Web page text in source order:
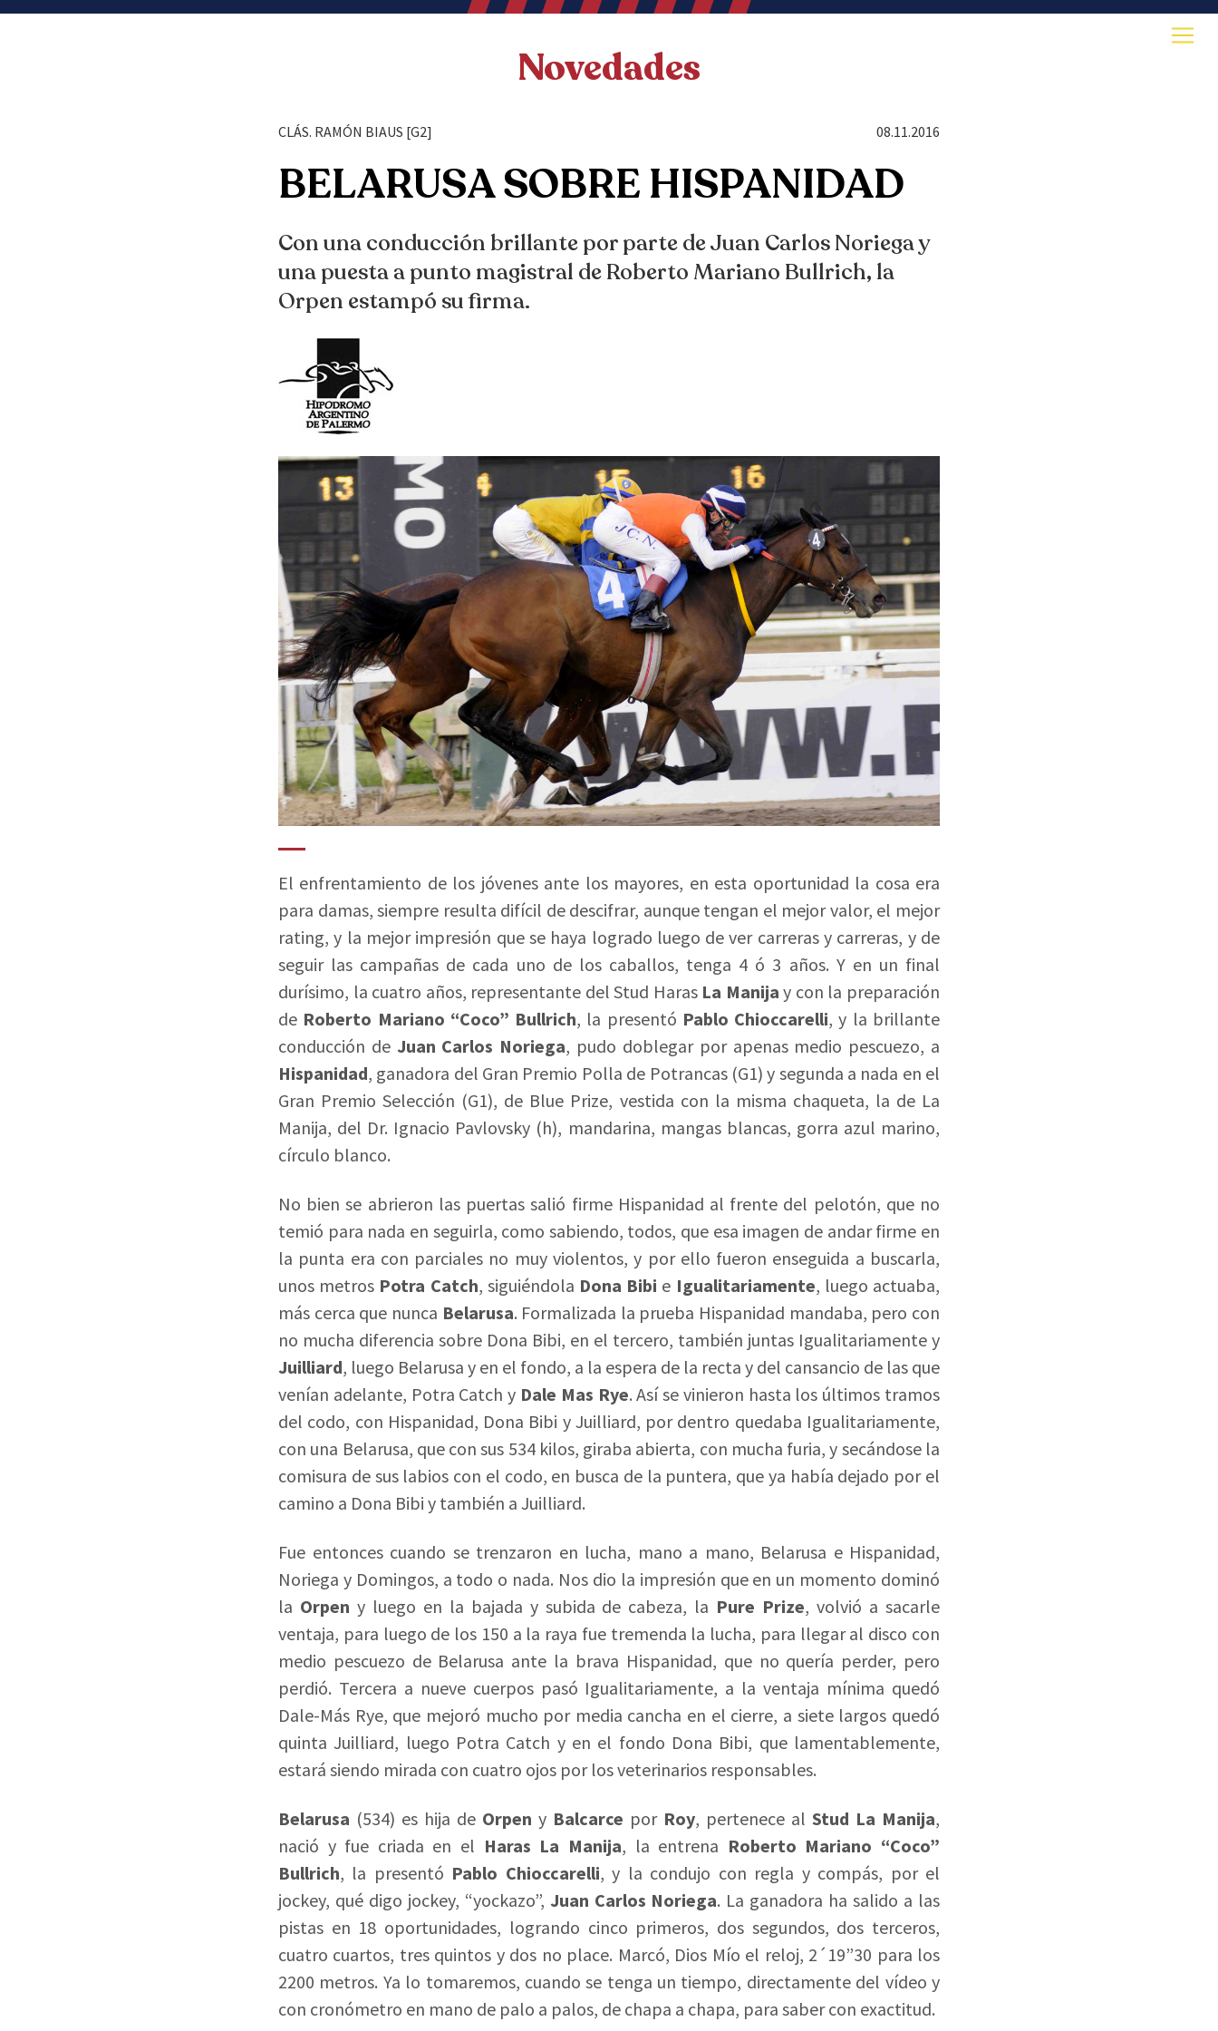
Novedades
CLÁS. RAMÓN BIAUS [G2] 08.11.2016
BELARUSA SOBRE HISPANIDAD
Con una conducción brillante por parte de Juan Carlos Noriega y
una puesta a punto magistral de Roberto Mariano Bullrich, la
Orpen estampó su firma.
El enfrentamiento de los jóvenes ante los mayores, en esta oportunidad la cosa era
para damas, siempre resulta difícil de descifrar, aunque tengan el mejor valor, el mejor
rating, y la mejor impresión que se haya logrado luego de ver carreras y carreras, y de
seguir las campañas de cada uno de los caballos, tenga 4 ó 3 años. Y en un final
durísimo, la cuatro años, representante del Stud Haras La Manija y con la preparación
de Roberto Mariano “Coco” Bullrich, la presentó Pablo Chioccarelli, y la brillante
conducción de Juan Carlos Noriega, pudo doblegar por apenas medio pescuezo, a
Hispanidad, ganadora del Gran Premio Polla de Potrancas (G1) y segunda a nada en el
Gran Premio Selección (G1), de Blue Prize, vestida con la misma chaqueta, la de La
Manija, del Dr. Ignacio Pavlovsky (h), mandarina, mangas blancas, gorra azul marino,
círculo blanco.
No bien se abrieron las puertas salió firme Hispanidad al frente del pelotón, que no
temió para nada en seguirla, como sabiendo, todos, que esa imagen de andar firme en
la punta era con parciales no muy violentos, y por ello fueron enseguida a buscarla,
unos metros Potra Catch, siguiéndola Dona Bibi e Igualitariamente, luego actuaba,
más cerca que nunca Belarusa. Formalizada la prueba Hispanidad mandaba, pero con
no mucha diferencia sobre Dona Bibi, en el tercero, también juntas Igualitariamente y
Juilliard, luego Belarusa y en el fondo, a la espera de la recta y del cansancio de las que
venían adelante, Potra Catch y Dale Mas Rye. Así se vinieron hasta los últimos tramos
del codo, con Hispanidad, Dona Bibi y Juilliard, por dentro quedaba Igualitariamente,
con una Belarusa, que con sus 534 kilos, giraba abierta, con mucha furia, y secándose la
comisura de sus labios con el codo, en busca de la puntera, que ya había dejado por el
camino a Dona Bibi y también a Juilliard.
Fue entonces cuando se trenzaron en lucha, mano a mano, Belarusa e Hispanidad,
Noriega y Domingos, a todo o nada. Nos dio la impresión que en un momento dominó
la Orpen y luego en la bajada y subida de cabeza, la Pure Prize, volvió a sacarle
ventaja, para luego de los 150 a la raya fue tremenda la lucha, para llegar al disco con
medio pescuezo de Belarusa ante la brava Hispanidad, que no quería perder, pero
perdió. Tercera a nueve cuerpos pasó Igualitariamente, a la ventaja mínima quedó
Dale-Más Rye, que mejoró mucho por media cancha en el cierre, a siete largos quedó
quinta Juilliard, luego Potra Catch y en el fondo Dona Bibi, que lamentablemente,
estará siendo mirada con cuatro ojos por los veterinarios responsables.
Belarusa (534) es hija de Orpen y Balcarce por Roy, pertenece al Stud La Manija,
nació y fue criada en el Haras La Manija, la entrena Roberto Mariano “Coco”
Bullrich, la presentó Pablo Chioccarelli, y la condujo con regla y compás, por el
jockey, qué digo jockey, “yockazo”, Juan Carlos Noriega. La ganadora ha salido a las
pistas en 18 oportunidades, logrando cinco primeros, dos segundos, dos terceros,
cuatro cuartos, tres quintos y dos no place. Marcó, Dios Mío el reloj, 2´19”30 para los
2200 metros. Ya lo tomaremos, cuando se tenga un tiempo, directamente del vídeo y
con cronómetro en mano de palo a palos, de chapa a chapa, para saber con exactitud.